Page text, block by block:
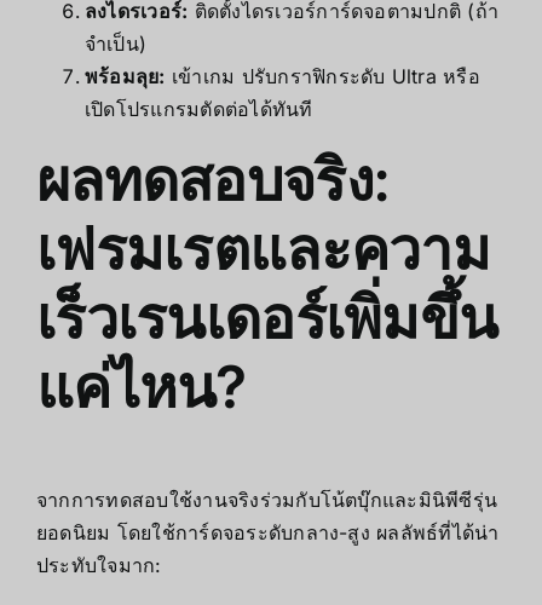
ลงไดรเวอร์: ติดตั้งไดรเวอร์การ์ดจอตามปกติ (ถ้า
จำเป็น)
พร้อมลุย: เข้าเกม ปรับกราฟิกระดับ Ultra หรือ
เปิดโปรแกรมตัดต่อได้ทันที
ผลทดสอบจริง:
เฟรมเรตและความ
เร็วเรนเดอร์เพิ่มขึ้น
แค่ไหน?
จากการทดสอบใช้งานจริงร่วมกับโน้ตบุ๊กและมินิพีซีรุ่น
ยอดนิยม โดยใช้การ์ดจอระดับกลาง-สูง ผลลัพธ์ที่ได้น่า
ประทับใจมาก: